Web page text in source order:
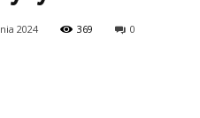
2024 369 0